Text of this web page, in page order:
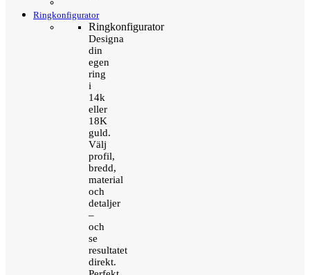
Ringkonfigurator
Ringkonfigurator
Designa
din
egen
ring
i
14k
eller
18K
guld.
Välj
profil,
bredd,
material
och
detaljer
–
och
se
resultatet
direkt.